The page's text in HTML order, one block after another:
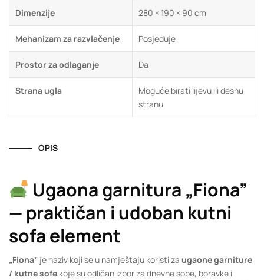
Dimenzije 280 × 190 × 90 cm
Mehanizam za razvlačenje Posjeduje
Prostor za odlaganje Da
Strana ugla
Moguće birati lijevu ili desnu
stranu
OPIS
Ugaona garnitura „Fiona”
— praktičan i udoban kutni
sofa element
„Fiona” je naziv koji se u namještaju koristi za ugaone garniture
/ kutne sofe koje su odličan izbor za dnevne sobe, boravke i